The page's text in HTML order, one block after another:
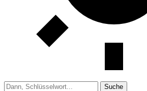
Suche